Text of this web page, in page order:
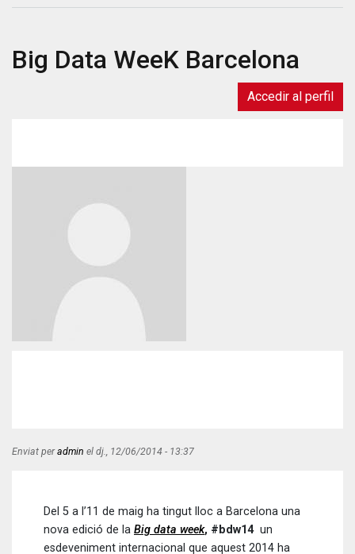
de
la
pendent
Big Data WeeK Barcelona
Accedir al perfil
Enviat peradmin el dj., 12/06/2014 - 13:37
Del 5 a l’11 de maig ha tingut lloc a Barcelona una
nova edició de la Big data week, #bdw14un
esdeveniment internacional que aquest 2014 ha